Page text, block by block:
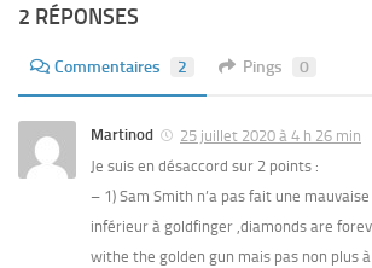
2 RÉPONSES
Commentaires 2 Pings 0
Martinod
25 juillet 2020 à 4 h 26 min
Je suis en désaccord sur 2 points :
– 1) Sam Smith n’a pas fait une
inférieur à goldfinger ,diamonds are
withe the golden gun mais pas non plus